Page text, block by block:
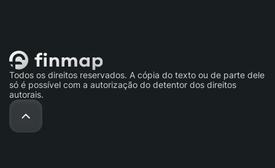
Todos os direitos reservados. A cópia do texto ou de parte dele
só é possível com a autorização do detentor dos direitos
autorais.